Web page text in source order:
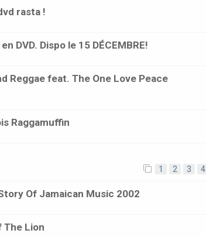
rasta !
DVD. Dispo le 15 DÉCEMBRE!
Reggae feat. The One Love Peace
Raggamuffin
1 2 3 4
Of Jamaican Music 2002
The Lion